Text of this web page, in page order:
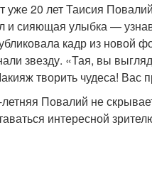
уже 20 лет Таисия
и сияющая улыбка —
кадр из новой
звезду. «Тая, вы
творить чудеса! Вас
Повалий не
интересной